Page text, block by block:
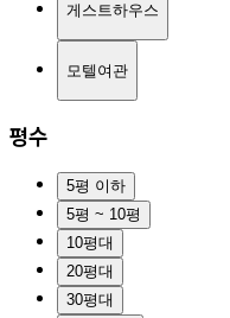
게스트하우스
모텔여관
평수
5평 이하
5평 ~ 10평
10평대
20평대
30평대